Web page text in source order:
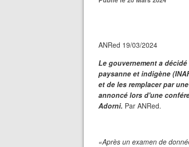
ANRed 19/03/2024
Le gouvernement a
paysanne et indigène
et de les remplacer par
annoncé lors d'une
Adorni. Par ANRed.
«Après un examen de